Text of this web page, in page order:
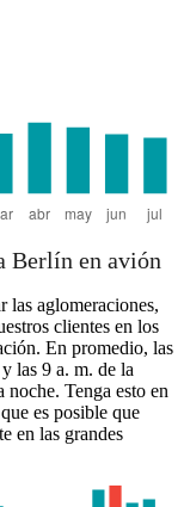
Berlín en avión
las aglomeraciones,
clientes en los
En promedio, las
las 9 a. m. de la
Tenga esto en
es posible que
en las grandes